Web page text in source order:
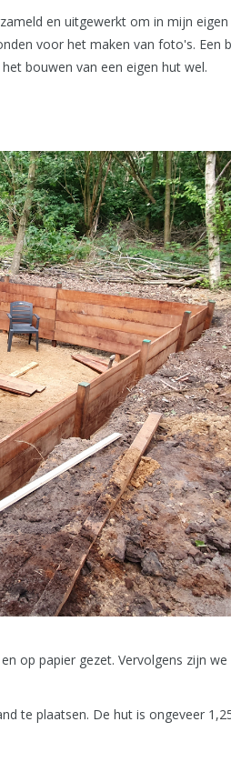
en uitgewerkt om in mijn
voor het maken van foto's. Een
bouwen van een eigen hut wel.
op papier gezet. Vervolgens zijn
te plaatsen. De hut is ongeveer